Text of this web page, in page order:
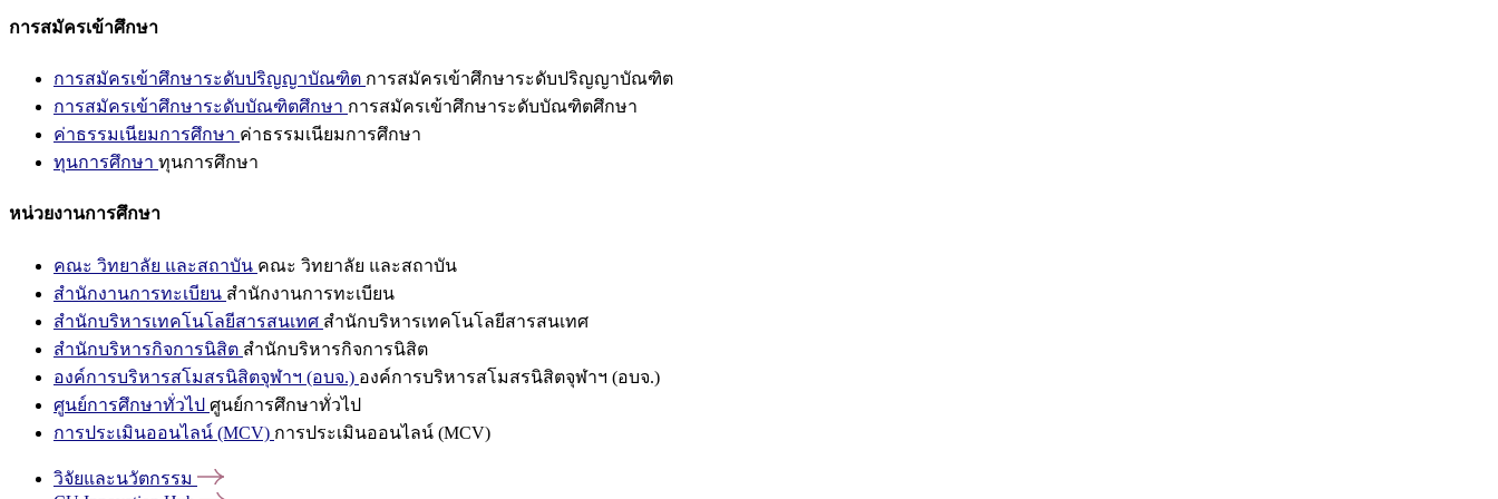
การสมัครเข้าศึกษา
การสมัครเข้าศึกษาระดับปริญญาบัณฑิต การสมัครเข้าศึกษาระดับปริญญาบัณฑิต
การสมัครเข้าศึกษาระดับบัณฑิตศึกษา การสมัครเข้าศึกษาระดับบัณฑิตศึกษา
ค่าธรรมเนียมการศึกษา ค่าธรรมเนียมการศึกษา
ทุนการศึกษา ทุนการศึกษา
หน่วยงานการศึกษา
คณะ วิทยาลัย และสถาบัน คณะ วิทยาลัย และสถาบัน
สำนักงานการทะเบียน สำนักงานการทะเบียน
สำนักบริหารเทคโนโลยีสารสนเทศ สำนักบริหารเทคโนโลยีสารสนเทศ
สำนักบริหารกิจการนิสิต สำนักบริหารกิจการนิสิต
องค์การบริหารสโมสรนิสิตจุฬาฯ (อบจ.) องค์การบริหารสโมสรนิสิตจุฬาฯ (อบจ.)
ศูนย์การศึกษาทั่วไป ศูนย์การศึกษาทั่วไป
การประเมินออนไลน์ (MCV) การประเมินออนไลน์ (MCV)
วิจัยและนวัตกรรม